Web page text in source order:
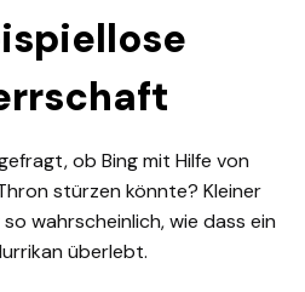
ob Bing mit Hilfe von
stürzen könnte? Kleiner
wahrscheinlich, wie dass ein
überlebt.